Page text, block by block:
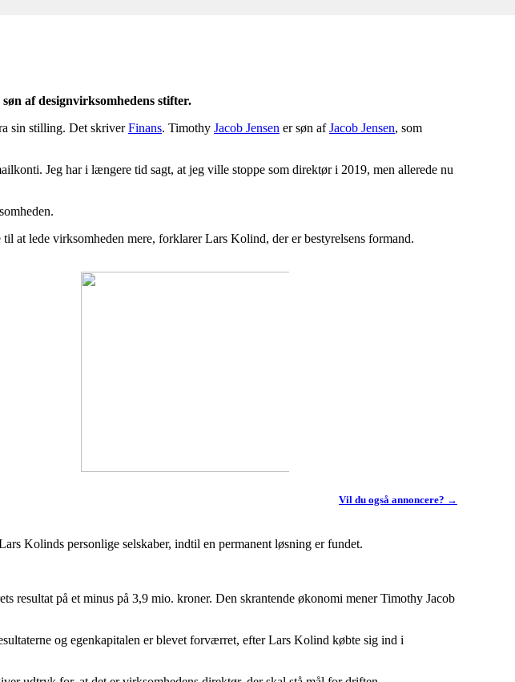
af designvirksomhedens stifter.
sin stilling. Det skriverFinans. Timothy Jacob Jensen er søn afJacob Jensen, som
Jeg har i længere tid sagt, at jeg ville stoppe som direktør i 2019, men allerede nu
at lede virksomheden mere, forklarer Lars Kolind, der er bestyrelsens formand.
Vil du også annoncere? →
Kolinds personlige selskaber, indtil en permanent løsning er fundet.
resultat på et minus på 3,9 mio. kroner. Den skrantende økonomi mener Timothy Jacob
og egenkapitalen er blevet forværret, efter Lars Kolind købte sig ind i